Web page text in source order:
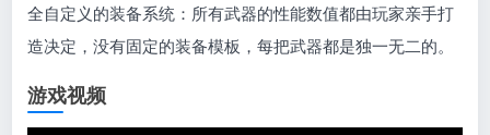
全自定义的装备系统：所有武器的性能数值都由玩家亲手打
造决定，没有固定的装备模板，每把武器都是独一无二的。
游戏视频